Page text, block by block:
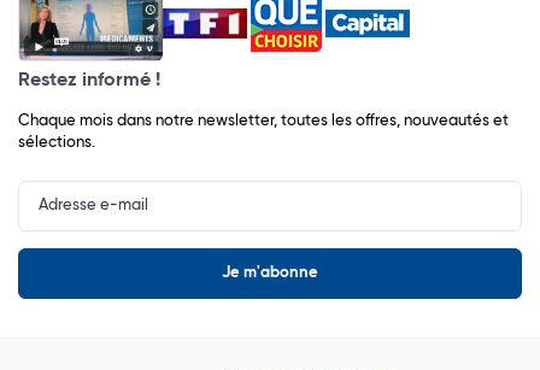
Restez informé !
Chaque mois dans notre newsletter, toutes les offres, nouveautés et
sélections.
Input
Newsletter